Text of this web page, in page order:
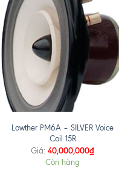
Lowther PM6A – SILVER Voice
Coil 15R
Giá: 40,000,000₫
Còn hàng